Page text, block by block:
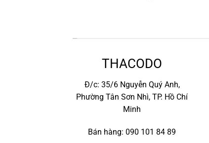
THACODO
Đ/c: 35/6 Nguyễn Quý Anh,
Phường Tân Sơn Nhì, TP. Hồ Chí
Minh
Bán hàng: 090 101 84 89